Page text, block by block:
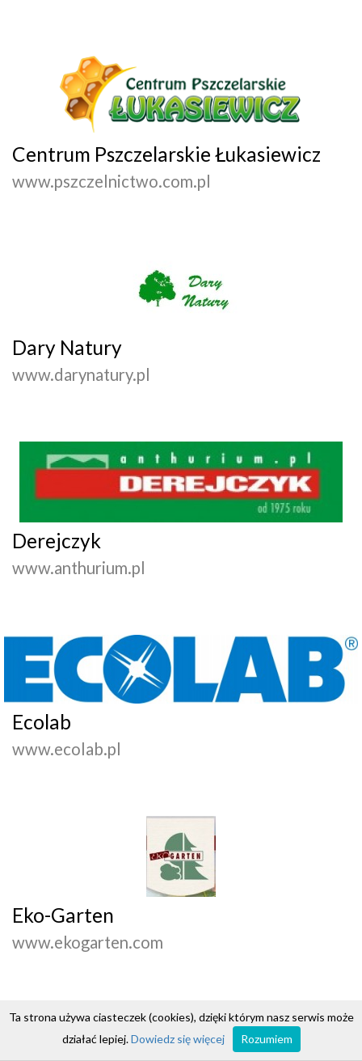
Centrum Pszczelarskie Łukasiewicz
www.pszczelnictwo.com.pl
Dary Natury
www.darynatury.pl
Derejczyk
www.anthurium.pl
Ecolab
www.ecolab.pl
Eko-Garten
www.ekogarten.com
Ta strona używa ciasteczek (cookies), dzięki którym nasz serwis może
działać lepiej.Dowiedz się więcej Rozumiem